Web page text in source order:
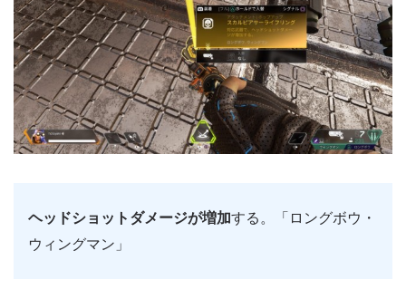
ヘッドショットダメージが増加する。「ロングボウ・
ウィングマン」